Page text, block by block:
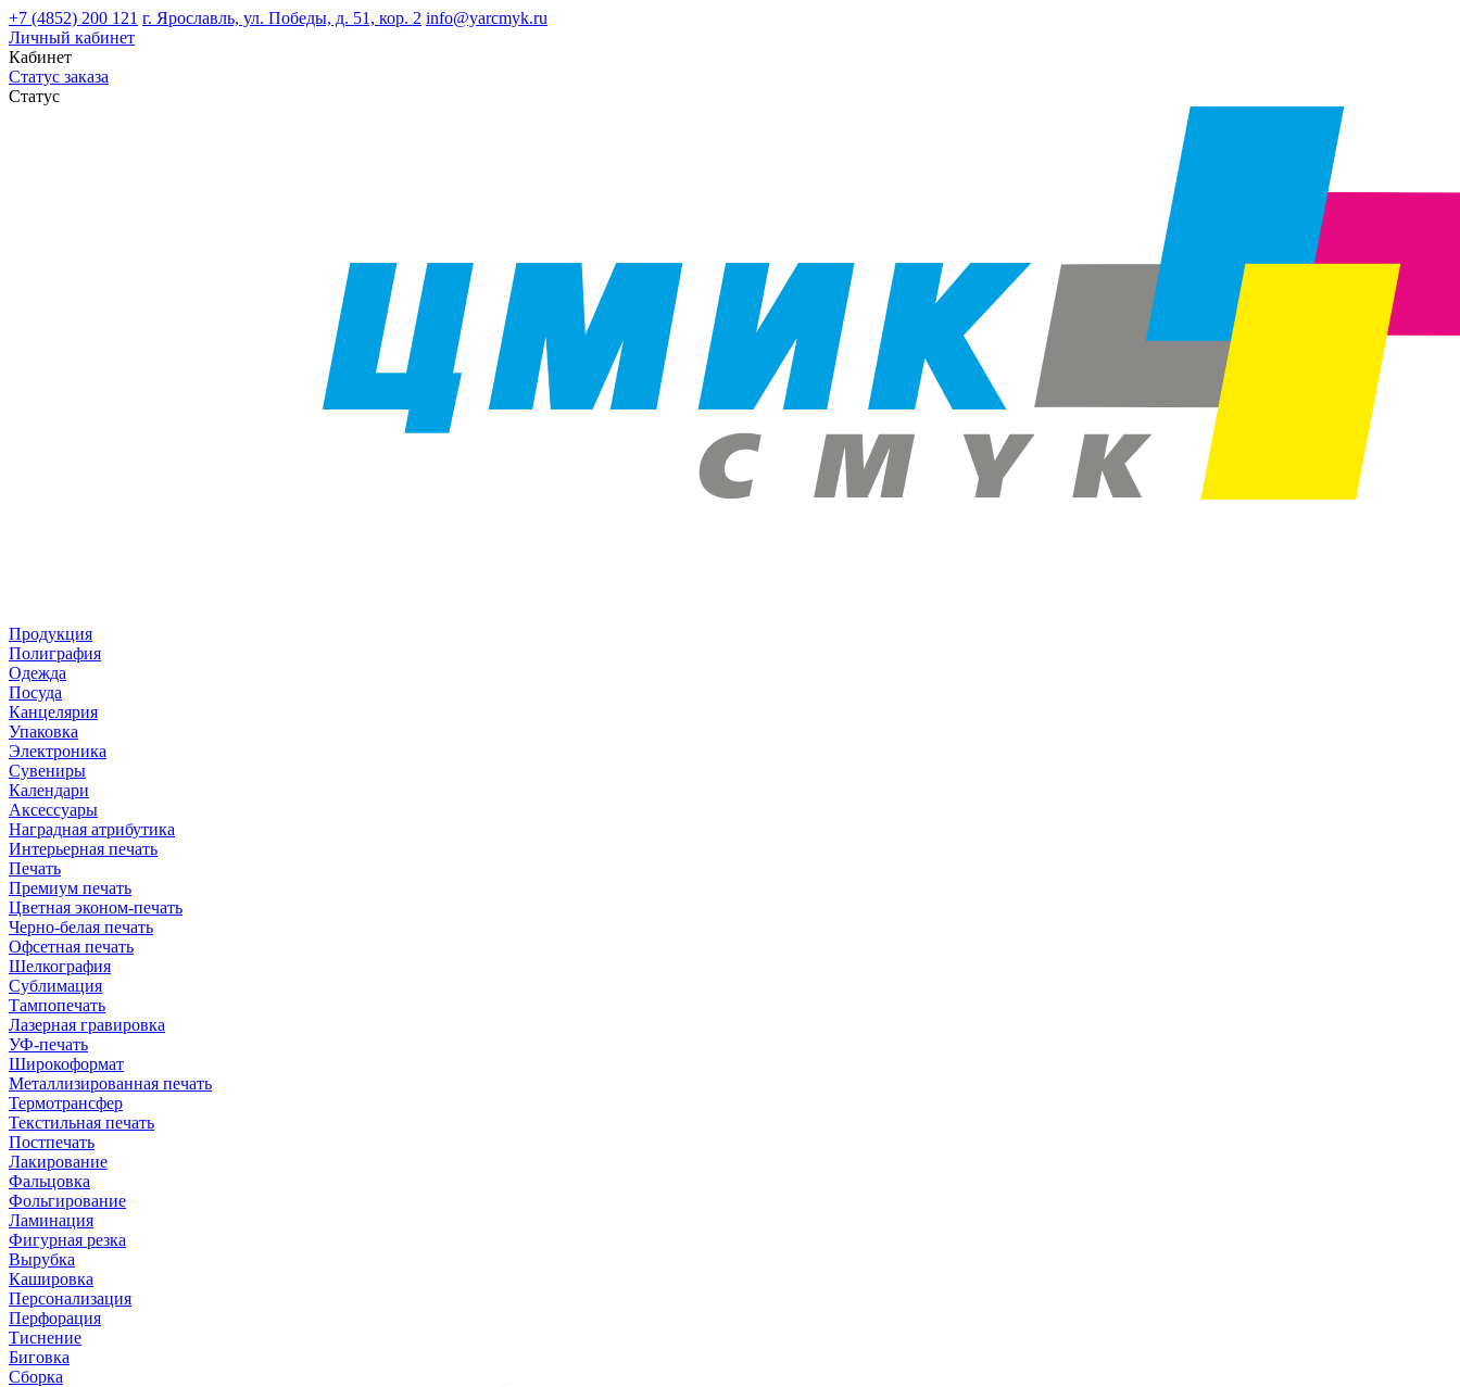
+7 (4852) 200 121 г. Ярославль, ул. Победы, д. 51, кор. 2 info@yarcmyk.ru
Личный кабинет
Кабинет
Статус заказа
Статус
Продукция
Полиграфия
Одежда
Посуда
Канцелярия
Упаковка
Электроника
Сувениры
Календари
Аксессуары
Наградная атрибутика
Интерьерная печать
Печать
Премиум печать
Цветная эконом-печать
Черно-белая печать
Офсетная печать
Шелкография
Сублимация
Тампопечать
Лазерная гравировка
УФ-печать
Широкоформат
Металлизированная печать
Термотрансфер
Текстильная печать
Постпечать
Лакирование
Фальцовка
Фольгирование
Ламинация
Фигурная резка
Вырубка
Кашировка
Персонализация
Перфорация
Тиснение
Биговка
Сборка